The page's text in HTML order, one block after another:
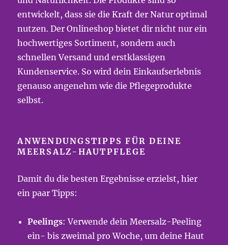
entwickelt, dass sie die Kraft der Natur optimal
nutzen. Der Onlineshop bietet dir nicht nur ein
hochwertiges Sortiment, sondern auch
schnellen Versand und erstklassigen
Kundenservice. So wird dein Einkaufserlebnis
genauso angenehm wie die Pflegeprodukte
selbst.
ANWENDUNGSTIPPS FÜR DEINE
MEERSALZ-HAUTPFLEGE
Damit du die besten Ergebnisse erzielst, hier
ein paar Tipps:
Peelings: Verwende dein Meersalz-Peeling
ein- bis zweimal pro Woche, um deine Haut